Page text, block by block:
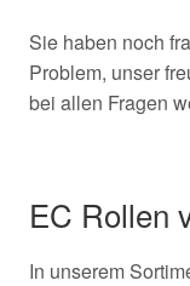
Sie haben noch
Problem, unser
bei allen Fragen
EC Rollen
In unserem